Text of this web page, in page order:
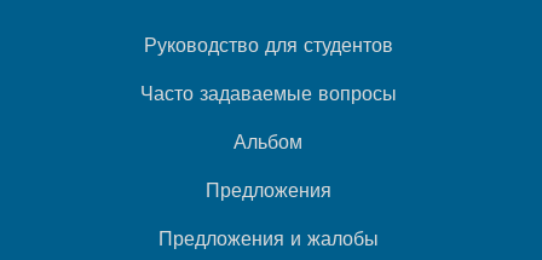
Руководство для студентов
Часто задаваемые вопросы
Альбом
Предложения
Предложения и жалобы